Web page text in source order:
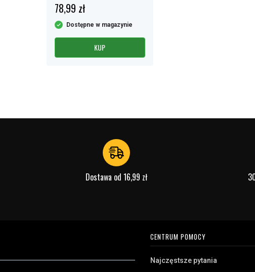
78,99 zł
Dostępne w magazynie
KUP
Dostawa od 16,99 zł
CENTRUM POMOCY
Najczęstsze pytania